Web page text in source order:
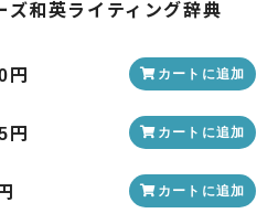
ズ和英ライティング辞典
円 カートに追加
円 カートに追加
カートに追加